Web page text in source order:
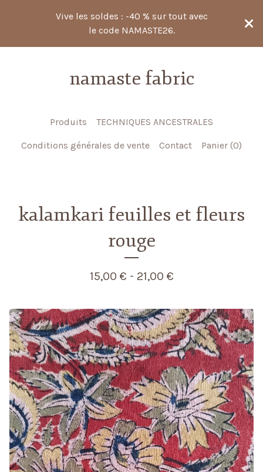
Vive les soldes : -40 % sur tout avec
le code NAMASTE26.
namaste fabric
Produits TECHNIQUES ANCESTRALES
Conditions générales de vente Contact Panier (0)
kalamkari feuilles et fleurs
rouge
15,00 € - 21,00 €